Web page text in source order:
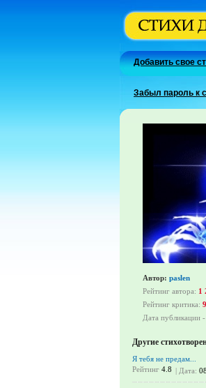
Добавить свое
Забыл пароль к
Автор: paslen
Рейтинг автора: 1
Рейтинг критика:
Дата публикации -
Другие
Я тебя не предам...
Рейтинг 4.8 | Дата: